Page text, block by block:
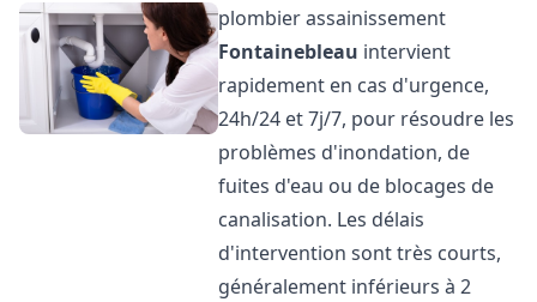
plombier assainissement
Fontainebleau intervient
rapidement en cas d'urgence,
24h/24 et 7j/7, pour résoudre les
problèmes d'inondation, de
fuites d'eau ou de blocages de
canalisation. Les délais
d'intervention sont très courts,
généralement inférieurs à 2